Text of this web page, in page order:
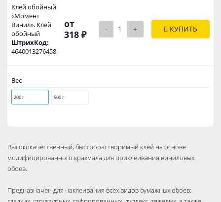
Клей обойный
«Момент
Винил». Клей
обойный
ШтрихКод:
4640013276458
от
318 ₽
- + КУПИТЬ
Вес
200 г 500 г
Высококачественный, быстрорастворимый клей на основе
модифицированного крахмала для приклеивания виниловых
обоев.
Предназначен для наклеивания всех видов бумажных обоев: